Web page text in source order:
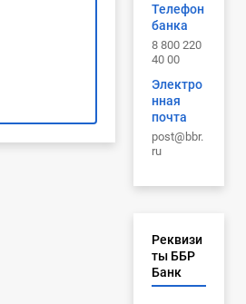
Телефон
банка
8 800 220
40 00
Электро
нная
почта
post@bbr.
ru
Реквизи
ты ББР
Банк